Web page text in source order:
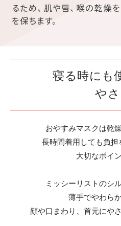
寝る時にも
やさし
おやすみマスクは乾
長時間着用しても負
大切なポイ
ミッシーリストのシ
薄手でやわら
顔や口まわり、首元にや